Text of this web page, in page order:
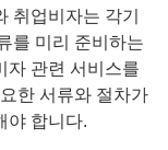
취업비자는 각기
를 미리 준비하는
자 관련 서비스를
한 서류와 절차가
야 합니다.